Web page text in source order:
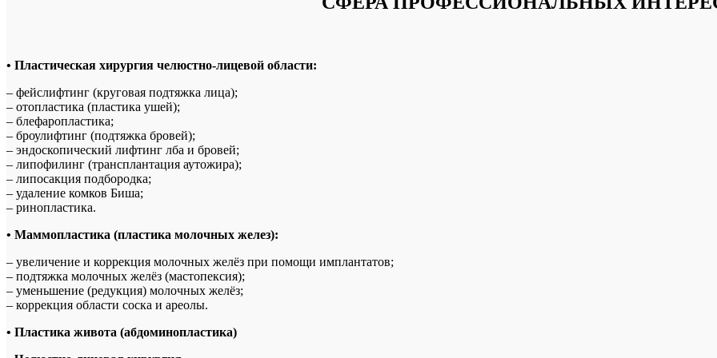
• Пластическая хирургия челюстно-лицевой области:
– фейслифтинг (круговая подтяжка лица);
– отопластика (пластика ушей);
– блефаропластика;
– броулифтинг (подтяжка бровей);
– эндоскопический лифтинг лба и бровей;
– липофилинг (трансплантация аутожира);
– липосакция подбородка;
– удаление комков Биша;
– ринопластика.
• Маммопластика (пластика молочных желез):
– увеличение и коррекция молочных желёз при помощи имплантатов;
– подтяжка молочных желёз (мастопексия);
– уменьшение (редукция) молочных желёз;
– коррекция области соска и ареолы.
• Пластика живота (абдоминопластика)